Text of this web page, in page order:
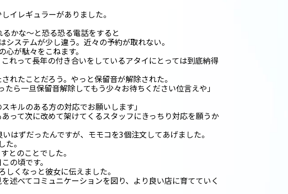
イレギュラーがありました。
かな～と恐る恐る電話をすると
ステムが少し違う。近々の予約が取れない。
が駄々をこねます。
れって長年の付き合いをしているアタイにとっては到底納得
れたことだろう。やっと保留音が解除された。
ら一旦保留音解除してもう少々お待ちください位言えや」
キルのある方の対応でお願いします」
って次に改めて架けてくるスタッフにきっちり対応を願うか
はずだったんですが、モモコを3個注文してあげました。
。
とのことでした。
の頃です。
くなっと彼女に伝えました。
述べてコミュニケーションを図り、より良い店に育てていく